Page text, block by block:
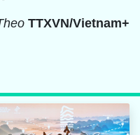
TTXVN/Vietnam+